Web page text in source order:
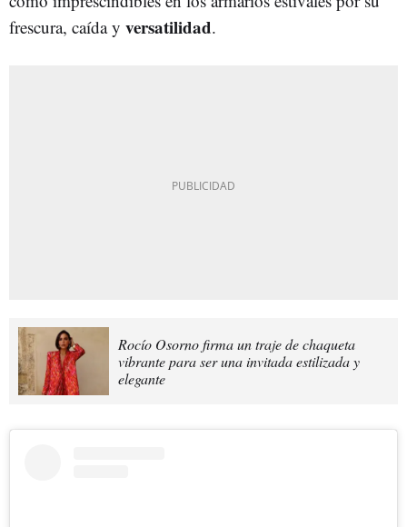
frescura, caída y versatilidad.
Rocío Osorno firma un traje de chaqueta
vibrante para ser una invitada estilizada y
elegante